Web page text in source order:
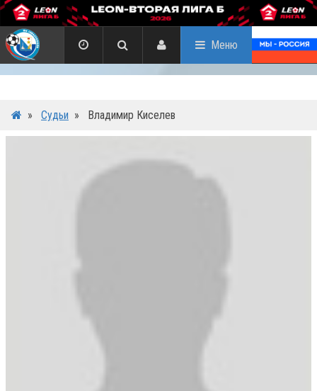
Меню
» Судьи » Владимир Киселев